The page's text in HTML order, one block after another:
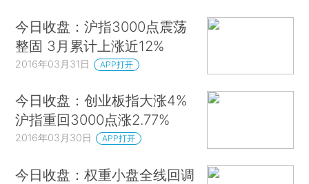
今日收盘：沪指3000点震荡
整固 3月累计上涨近12%
2016年03月31日 APP打开
今日收盘：创业板指大涨4%
沪指重回3000点涨2.77%
2016年03月30日 APP打开
今日收盘：权重小盘全线回调